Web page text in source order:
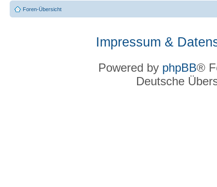
Foren-Übersicht
Impressum &
Powered by phpBB®
Deutsche